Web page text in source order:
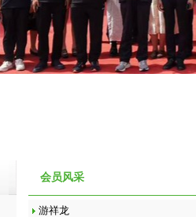
会员风采
游祥龙